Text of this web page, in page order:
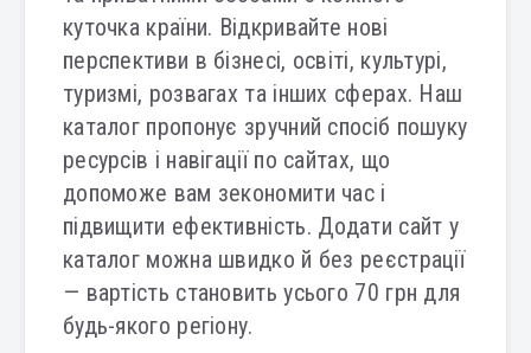
куточка країни. Відкривайте нові
перспективи в бізнесі, освіті, культурі,
туризмі, розвагах та інших сферах. Наш
каталог пропонує зручний спосіб пошуку
ресурсів і навігації по сайтах, що
допоможе вам зекономити час і
підвищити ефективність. Додати сайт у
каталог можна швидко й без реєстрації
— вартість становить усього 70 грн для
будь-якого регіону.